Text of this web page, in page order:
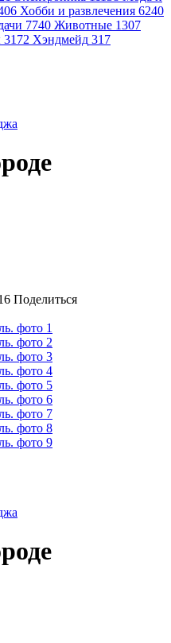
Хобби и развлечения 6240
7740 Животные 1307
3172 Хэндмейд 317
Поделиться